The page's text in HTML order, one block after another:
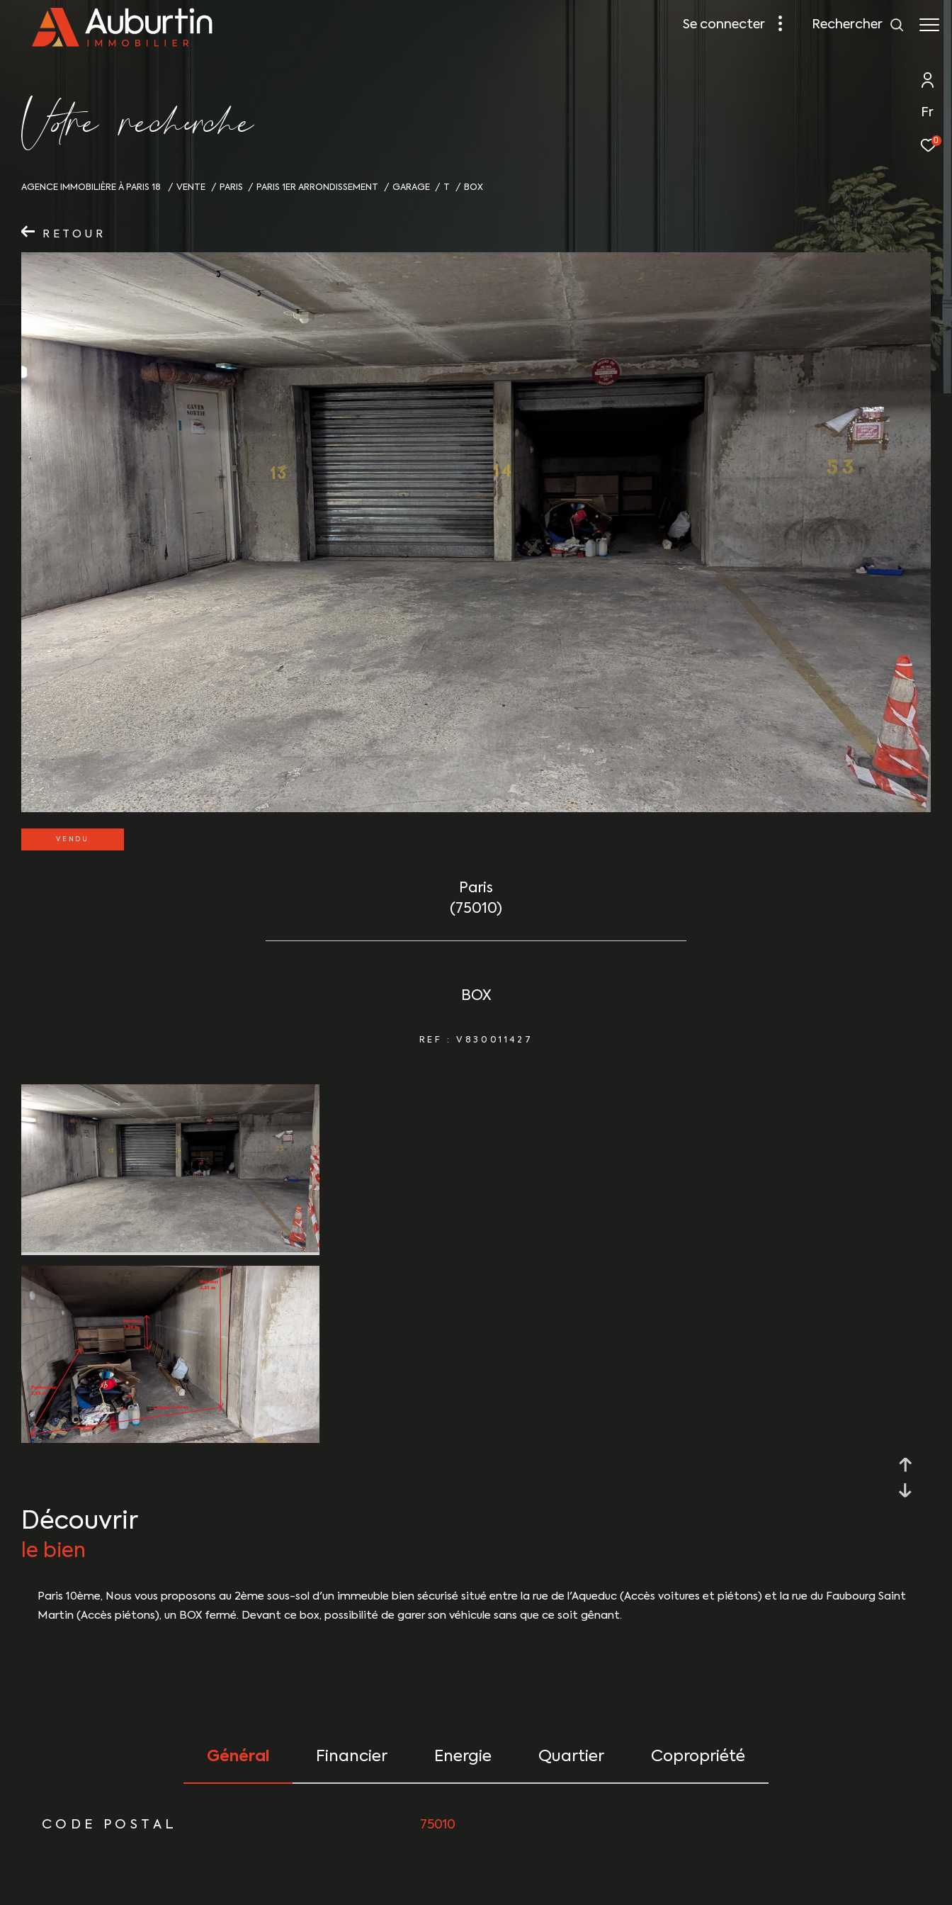
Fr
0
se connecter rechercher
Vore recece
AGENCE IMMOBILIÈRE À PARIS 18 VENTE PARIS PARIS 1ER ARRONDISSEMENT GARAGE T BOX
RETOUR
VENDU
Paris
(75010)
BOX
REF : V830011427
découvrir
le bien
Paris 10ème, Nous vous proposons au 2ème sous-sol d'un immeuble bien sécurisé situé entre la rue de l'Aqueduc (Accès voitures et piétons) et la rue du Faubourg Saint
Martin (Accès piétons), un BOX fermé. Devant ce box, possibilité de garer son véhicule sans que ce soit gênant.
Général Financier Energie Quartier Copropriété
TRAD_ZEPHYR_Caracteristique
CODE POSTAL 75010